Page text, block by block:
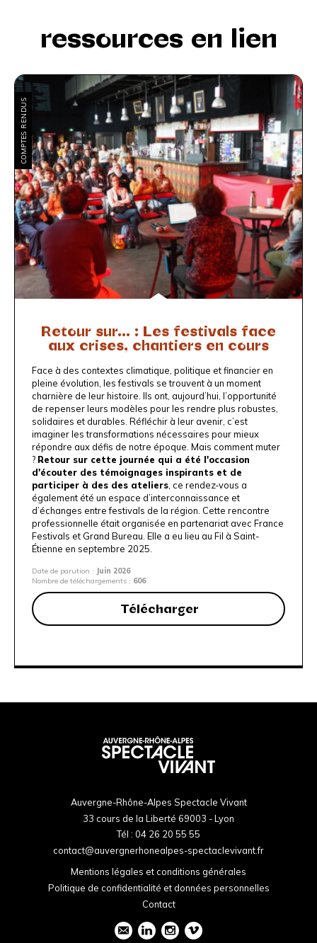
ressources en lien
COMPTES RENDUS
Retour sur... : Les festivals face
aux crises, chantiers en cours
Face à des contextes climatique, politique et financier en
pleine évolution, les festivals se trouvent à un moment
charnière de leur histoire. Ils ont, aujourd’hui, l’opportunité
de repenser leurs modèles pour les rendre plus robustes,
solidaires et durables. Réfléchir à leur avenir, c’est
imaginer les transformations nécessaires pour mieux
répondre aux défis de notre époque. Mais comment muter
? Retour sur cette journée qui a été l'occasion
d'écouter des témoignages inspirants et de
participer à des des ateliers , ce rendez-vous a
également été un espace d’interconnaissance et
d’échanges entre festivals de la région. Cette rencontre
professionnelle était organisée en partenariat avec France
Festivals et Grand Bureau . Elle a eu lieu au Fil à Saint-
Étienne en septembre 2025.
Date de parution : Juin 2026
Nombre de téléchargements : 606
Télécharger
Auvergne-Rhône-Alpes Spectacle Vivant
33 cours de la Liberté 69003 - Lyon
Tél : 04 26 20 55 55
contact@auvergnerhonealpes-spectaclevivant.fr
Mentions légales et conditions générales
Politique de confidentialité et données personnelles
Contact